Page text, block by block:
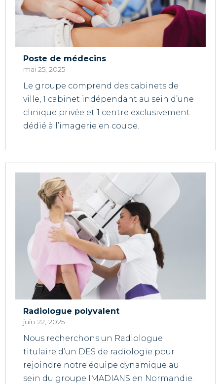
Poste de médecins
mai 25, 2025
Le groupe comprend des cabinets de
ville, 1 cabinet indépendant au sein d’une
clinique privée et 1 centre exclusivement
dédié à l’imagerie en coupe.
Radiologue polyvalent
juin 22, 2025
Nous recherchons un Radiologue
titulaire d’un DES de radiologie pour
rejoindre notre équipe dynamique au
sein du groupe IMADIANS en Normandie.